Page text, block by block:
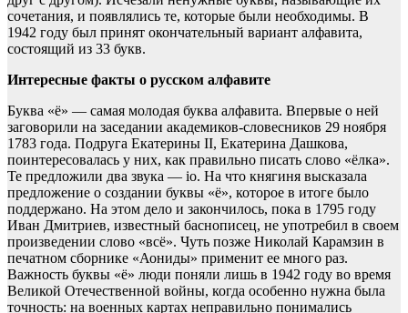
сочетания, и появлялись те, которые были необходимы. В
1942 году был принят окончательный вариант алфавита,
состоящий из 33 букв.
Интересные факты о русском алфавите
Буква «ё» — самая молодая буква алфавита. Впервые о ней
заговорили на заседании академиков-словесников 29 ноября
1783 года. Подруга Екатерины II, Екатерина Дашкова,
поинтересовалась у них, как правильно писать слово «ёлка».
Те предложили два звука — iо. На что княгиня высказала
предложение о создании буквы «ё», которое в итоге было
поддержано. На этом дело и закончилось, пока в 1795 году
Иван Дмитриев, известный баснописец, не употребил в своем
произведении слово «всё». Чуть позже Николай Карамзин в
печатном сборнике «Аониды» применит ее много раз.
Важность буквы «ё» люди поняли лишь в 1942 году во время
Великой Отечественной войны, когда особенно нужна была
точность: на военных картах неправильно понимались